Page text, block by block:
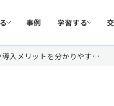
事例 学習する
入メリットを分かりやす…